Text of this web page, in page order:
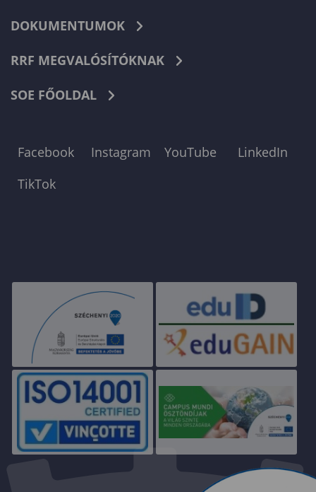
DOKUMENTUMOK
RRF MEGVALÓSÍTÓKNAK
SOE FŐOLDAL
Facebook Instagram YouTube
LinkedIn
TikTok